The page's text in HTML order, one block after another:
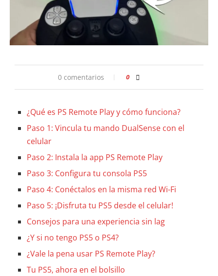
0 comentarios 0
¿Qué es PS Remote Play y cómo funciona?
Paso 1: Vincula tu mando DualSense con el
celular
Paso 2: Instala la app PS Remote Play
Paso 3: Configura tu consola PS5
Paso 4: Conéctalos en la misma red Wi-Fi
Paso 5: ¡Disfruta tu PS5 desde el celular!
Consejos para una experiencia sin lag
¿Y si no tengo PS5 o PS4?
¿Vale la pena usar PS Remote Play?
Tu PS5, ahora en el bolsillo